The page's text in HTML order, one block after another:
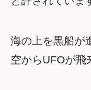
海の上を黒船が
空からUFOが飛